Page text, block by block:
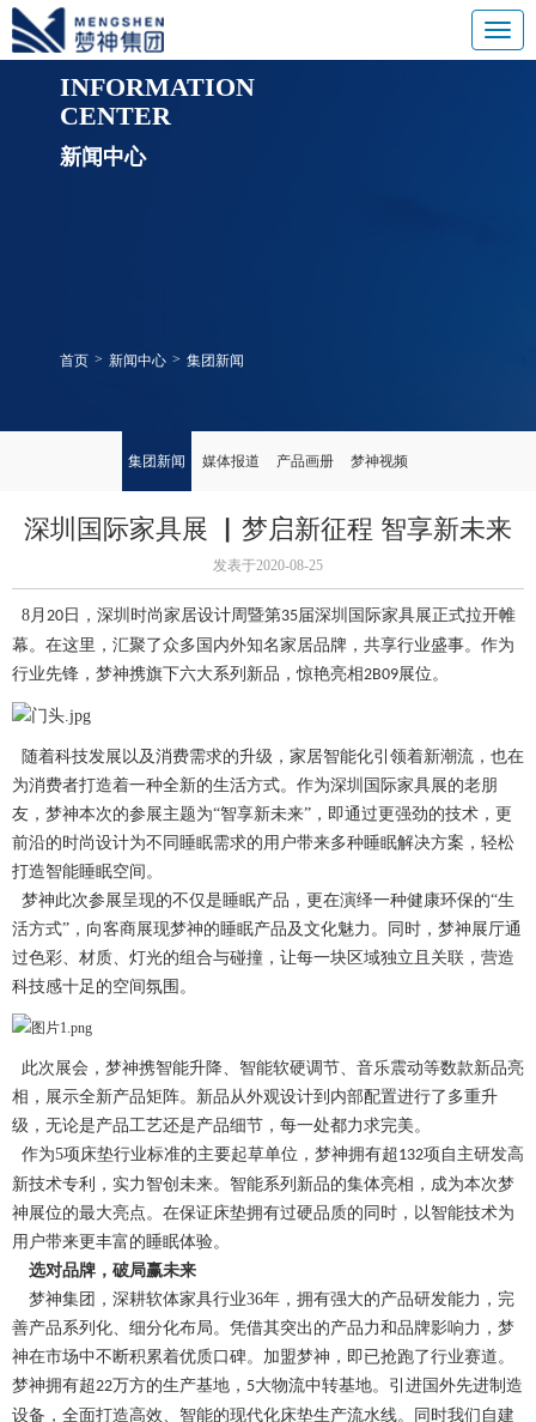
INFORMATION
CENTER
新闻中心
首页 > 新闻中心 > 集团新闻
集团新闻 媒体报道 产品画册 梦神视频
深圳国际家具展 ▏梦启新征程 智享新未来
发表于2020-08-25
8月 20 日，深圳时尚家居设计周暨第35届深圳国际家具展正式拉开帷
幕。在这里，汇聚了众多国内外知名家居品牌，共享行业盛事。作为
行业先锋，梦神携旗下六大系列新品，惊艳亮相2B09展位。
随着科技发展以及消费需求的升级，家居智能化引领着新潮流，也在
为消费者打造着一种全新的生活方式。作为深圳国际家具展的老朋
友，梦神本次的参展主题为“智享新未来”，即通过更强劲的技术，更
前沿的时尚设计为不同睡眠需求的用户带来多种睡眠解决方案，轻松
打造智能睡眠空间。
梦神此次参展呈现的不仅是睡眠产品，更在演绎一种健康环保的“生
活方式”，向客商展现梦神的睡眠产品及文化魅力。同时，梦神展厅通
过色彩、材质、灯光的组合与碰撞，让每一块区域独立且关联，营造
科技感十足的空间氛围。
此次展会，梦神携智能升降、智能软硬调节、音乐震动等数款新品亮
相，展示全新产品矩阵。新品从外观设计到内部配置进行了多重升
级，无论是产品工艺还是产品细节，每一处都力求完美。
作为5项床垫行业标准的主要起草单位，梦神拥有超 132项自主研发高
新技术专利，实力智创未来。智能系列新品的集体亮相，成为本次梦
神展位的最大亮点。在保证床垫拥有过硬品质的同时，以智能技术为
用户带来更丰富的睡眠体验。
选对品牌，破局赢未来
梦神集团，深耕软体家具行业36年，拥有强大的产品研发能力，完
善产品系列化、细分化布局。凭借其突出的产品力和品牌影响力，梦
神在市场中不断积累着优质口碑。加盟梦神，即已抢跑了行业赛道。
梦神拥有超22万方的生产基地， 5大物流中转基地。引进国外先进制造
设备，全面打造高效、智能的现代化床垫生产流水线。同时我们自建